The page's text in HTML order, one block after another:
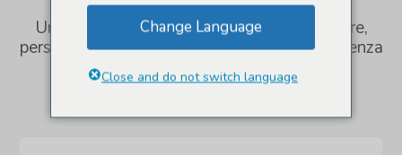
Una risorsa completa per aiutarvi a navigare,
personalizzare e ottimizzare la vostra esperienza
Arbrea.
Change Language
Close and do not switch language